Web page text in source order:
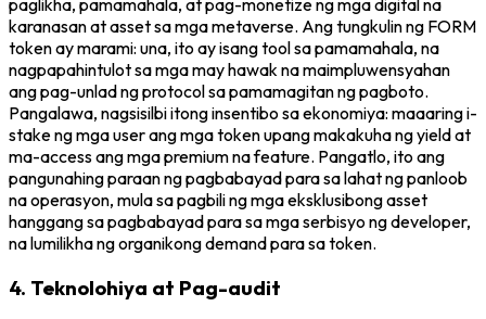
paglikha, pamamahala, at pag-monetize ng mga digital na
karanasan at asset sa mga metaverse. Ang tungkulin ng FORM
token ay marami: una, ito ay isang tool sa pamamahala, na
nagpapahintulot sa mga may hawak na maimpluwensyahan
ang pag-unlad ng protocol sa pamamagitan ng pagboto.
Pangalawa, nagsisilbi itong insentibo sa ekonomiya: maaaring i-
stake ng mga user ang mga token upang makakuha ng yield at
ma-access ang mga premium na feature. Pangatlo, ito ang
pangunahing paraan ng pagbabayad para sa lahat ng panloob
na operasyon, mula sa pagbili ng mga eksklusibong asset
hanggang sa pagbabayad para sa mga serbisyo ng developer,
na lumilikha ng organikong demand para sa token.
4. Teknolohiya at Pag-audit